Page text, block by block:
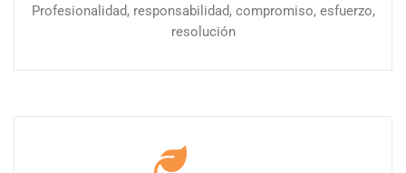
Profesionalidad, responsabilidad, compromiso, esfuerzo,
resolución